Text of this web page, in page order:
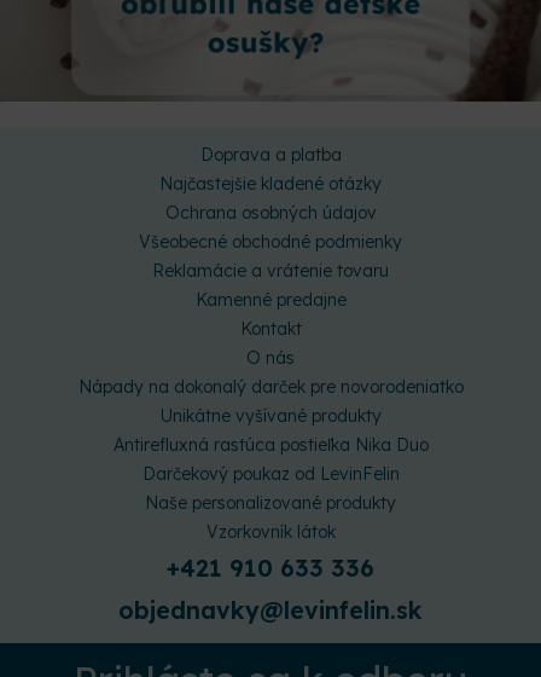
Doprava a platba
Najčastejšie kladené otázky
Ochrana osobných údajov
Všeobecné obchodné podmienky
Reklamácie a vrátenie tovaru
Kamenné predajne
Kontakt
O nás
Nápady na dokonalý darček pre novorodeniatko
Unikátne vyšívané produkty
Antirefluxná rastúca postieľka Nika Duo
Darčekový poukaz od LevinFelin
Naše personalizované produkty
Vzorkovník látok
+421 910 633 336
objednavky@levinfelin.sk